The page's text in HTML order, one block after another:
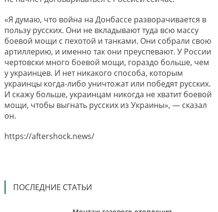
«Я думаю, что война на Донбассе разворачивается в
пользу русских. Они не вкладывают туда всю массу
боевой мощи с пехотой и танками. Они собрали свою
артиллерию, и именно так они преуспевают. У России
чертовски много боевой мощи, гораздо больше, чем
у украинцев. И нет никакого способа, которым
украинцы когда-​либо уничтожат или победят русских.
И скажу больше, украинцам никогда не хватит боевой
мощи, чтобы выгнать русских из Украины», — сказал
он.
https://aftershock.news/
ПОСЛЕДНИЕ СТАТЬИ